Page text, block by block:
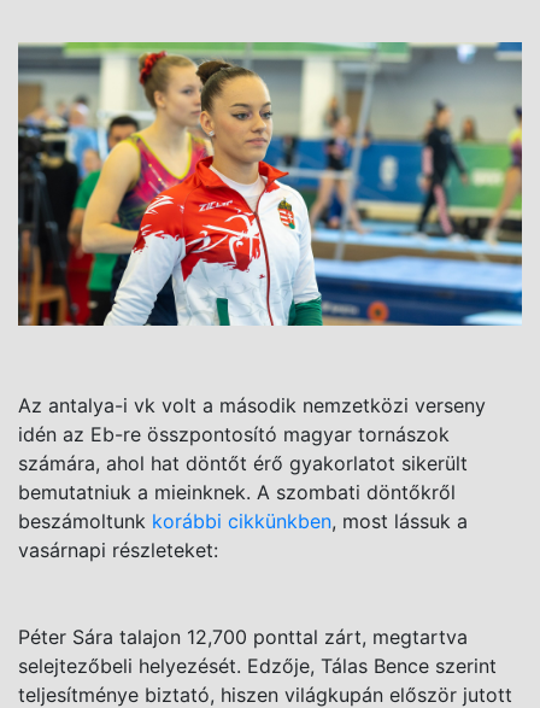
Az antalya-i vk volt a második nemzetközi verseny
idén az Eb-re összpontosító magyar tornászok
számára, ahol hat döntőt érő gyakorlatot sikerült
bemutatniuk a mieinknek. A szombati döntőkről
beszámoltunk korábbi cikkünkben, most lássuk a
vasárnapi részleteket:
Péter Sára talajon 12,700 ponttal zárt, megtartva
selejtezőbeli helyezését. Edzője, Tálas Bence szerint
teljesítménye biztató, hiszen világkupán először jutott